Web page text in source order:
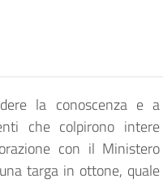
la conoscenza e a
che colpirono intere
con il Ministero
targa in ottone, quale